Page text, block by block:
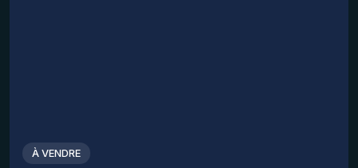
À VENDRE